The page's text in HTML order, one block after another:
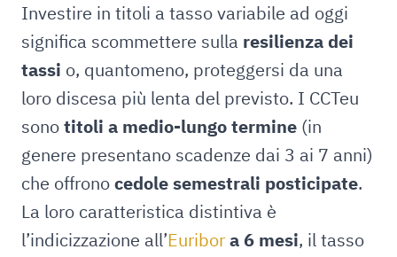
Investire in titoli a tasso variabile ad oggi
significa scommettere sulla resilienza dei
tassi o, quantomeno, proteggersi da una
loro discesa più lenta del previsto. I CCTeu
sonotitoli a medio-lungo termine (in
genere presentano scadenze dai 3 ai 7 anni)
che offronocedole semestrali posticipate.
La loro caratteristica distintiva è
l’indicizzazione all’Euribora 6 mesi, il tasso